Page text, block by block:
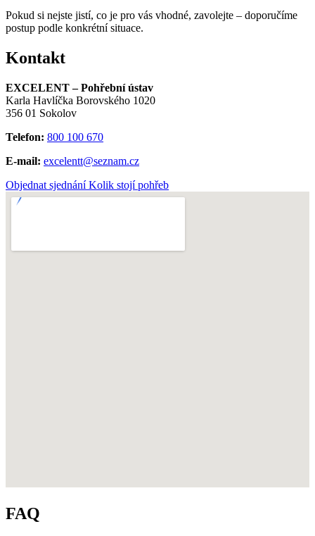
Pokud si nejste jistí, co je pro vás vhodné, zavolejte – doporučíme
postup podle konkrétní situace.
Kontakt
EXCELENT – Pohřební ústav
Karla Havlíčka Borovského 1020
356 01 Sokolov
Telefon: 800 100 670
E-mail: excelentt@seznam.cz
Objednat sjednáníKolik stojí pohřeb
FAQ